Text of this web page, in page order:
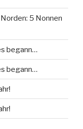
5 Nonnen
begann…
begann…